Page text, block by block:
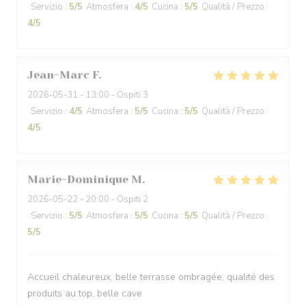
Servizio : 5/5 Atmosfera : 4/5 Cucina : 5/5 Qualità / Prezzo :
4/5
Jean-Marc F
2026-05-31 - 13:00 - Ospiti 3
Servizio : 4/5 Atmosfera : 5/5 Cucina : 5/5 Qualità / Prezzo :
4/5
Marie-Dominique M
2026-05-22 - 20:00 - Ospiti 2
Servizio : 5/5 Atmosfera : 5/5 Cucina : 5/5 Qualità / Prezzo :
5/5
Accueil chaleureux, belle terrasse ombragée, qualité des
produits au top, belle cave